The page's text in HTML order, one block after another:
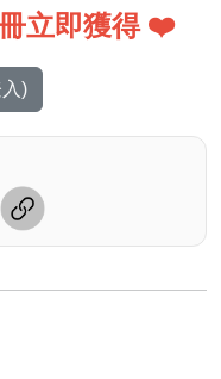
立即獲得 ❤️
)